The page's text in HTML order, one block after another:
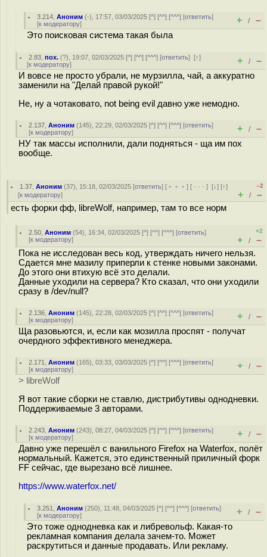
3.214 ,Аноним (-), 17:57, 03/03/2025 [^] [^^] [^^^] [ответить]
[к модератору] + / –
Это поисковая система такая была
2.83 ,пох. (?), 19:07, 02/03/2025 [^] [^^] [^^^] [ответить][↑]
[к модератору] + / –
И вовсе не просто убрали, не мурзилла, чай, а аккуратно
заменили на "Делай правой рукой!"
Не, ну а чотаковато, not being evil давно уже немодно.
2.137 ,Аноним (145), 22:29, 02/03/2025 [^] [^^] [^^^] [ответить]
[к модератору] + / –
НУ так массы исполнили, дали подняться - ща им пох
вообще.
1.37 ,Аноним (37), 15:18, 02/03/2025 [ответить] [ ﹢﹢﹢] [ · · ·][↓] [↑]
[к модератору]
–2
+ / –
есть форки фф, libreWolf, например, там то все норм
2.50 ,Аноним (54), 16:34, 02/03/2025 [^] [^^] [^^^] [ответить]
[к модератору]
+2
+ / –
Пока не исследован весь код, утверждать ничего нельзя.
Сдается мне мазилу приперли к стенке новыми законами.
До этого они втихую всё это делали.
Данные уходили на сервера? Кто сказал, что они уходили
сразу в /dev/null?
2.136 ,Аноним (145), 22:28, 02/03/2025 [^] [^^] [^^^] [ответить]
[к модератору] + / –
Ща разовьются, и, если как мозилла проспят - получат
очердного эффективного менеджера.
2.171 ,Аноним (165), 03:33, 03/03/2025 [^] [^^] [^^^] [ответить]
[к модератору] + / –
> libreWolf
Я вот такие сборки не ставлю, дистрибутивы однодневки.
Поддерживаемые 3 авторами.
2.243 ,Аноним (243), 08:27, 04/03/2025 [^] [^^] [^^^] [ответить]
[к модератору] + / –
Давно уже перешёл с ванильного Firefox на Waterfox, полёт
нормальный. Кажется, это единственный приличный форк
FF сейчас, где вырезано всё лишнее.
https://www.waterfox.net/
3.251 ,Аноним (250), 11:48, 04/03/2025 [^] [^^] [^^^] [ответить]
[к модератору] + / –
Это тоже однодневка как и либревольф. Какая-то
рекламная компания делала зачем-то. Может
раскрутиться и данные продавать. Или рекламу.